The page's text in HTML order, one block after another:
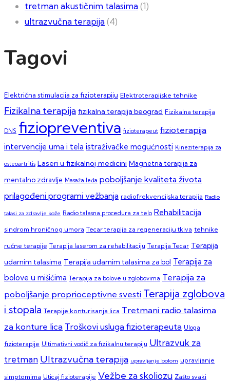
tretman akustičnim talasima(1)
ultrazvučna terapija(4)
Tagovi
Električna stimulacija za fizioterapiju Elektroterapijske tehnike
Fizikalna terapija fizikalna terapija beograd Fizikalna terapija
DNS fiziopreventiva fizioterapeut fizioterapija
intervencije uma i tela istraživačke mogućnosti Kineziterapija za
osteoartritis Laseri u fizikalnoj medicini Magnetna terapija za
mentalno zdravlje Masaža leđa poboljšanje kvaliteta života
prilagođeni programi vežbanja radiofrekvencijska terapija Radio
talasi za zdravlje kože Radio talasna procedura za telo Rehabilitacija
sindrom hroničnog umora Tecar terapija za regeneraciju tkiva tehnike
ručne terapije Terapija laserom za rehabilitaciju Terapija Tecar Terapija
udarnim talasima Terapija udarnim talasima za bol Terapija za
bolove u mišićima Terapija za bolove u zglobovima Terapija za
poboljšanje proprioceptivne svesti Terapija zglobova
i stopala Terapije konturisanja lica Tretmani radio talasima
za konture lica Troškovi usluga fizioterapeuta Uloga
fizioterapije Ultimativni vodič za fizikalnu terapiju Ultrazvuk za
tretman Ultrazvučna terapija upravljanje bolom upravljanje
simptomima Uticaj fizioterapije Vežbe za skoliozu Zašto svaki